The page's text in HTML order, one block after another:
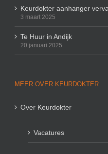
Keurdokter aanhanger
3 maart 2025
Te Huur in Andijk
20 januari 2025
MEER OVER KEURDOKTER
Over Keurdokter
Vacatures